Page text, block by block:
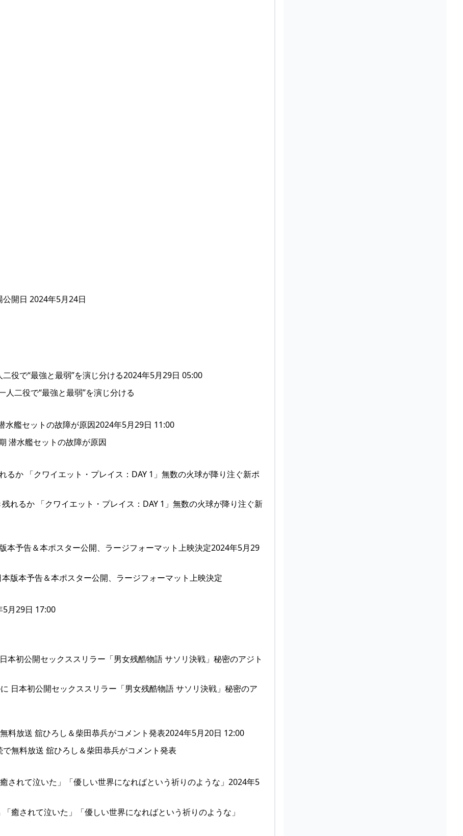
開日 2024年5月24日
役で“最強と最弱”を演じ分ける2024年5月29日 05:00
水艦セットの故障が原因2024年5月29日 11:00
るか 「クワイエット・プレイス：DAY 1」無数の火球が降り注ぐ新ポ
本予告＆本ポスター公開、ラージフォーマット上映決定2024年5月29
月29日 17:00
初公開セックススリラー「男女残酷物語 サソリ決戦」秘密のアジト
料放送 舘ひろし＆柴田恭兵がコメント発表2024年5月20日 12:00
されて泣いた」「優しい世界になればという祈りのような」2024年5